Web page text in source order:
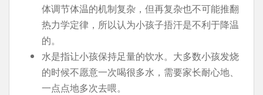
体调节体温的机制复杂，但再复杂也不可能推翻
热力学定律，所以认为小孩子捂汗是不利于降温
的。
水是指让小孩保持足量的饮水。大多数小孩发烧
的时候不愿意一次喝很多水，需要家长耐心地、
一点点地多次去喂。